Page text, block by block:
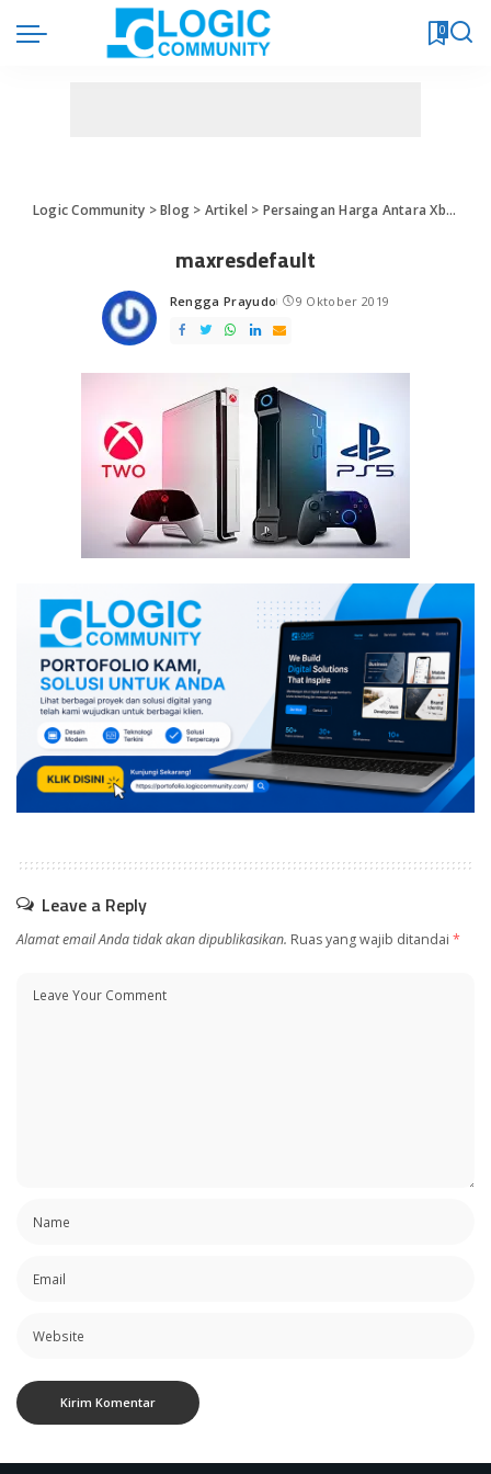
0
Logic Community >Blog> Artikel > Persaingan Harga Antara Xbox dan PS5
maxresdefault
Posted
by
Rengga Prayudo 9 Oktober 2019
Leave a Reply
Alamat email Anda tidak akan dipublikasikan. Ruas yang wajib ditandai *